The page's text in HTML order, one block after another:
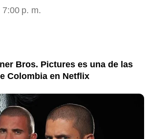
p. m.
Bros. Pictures es una de las
Colombia en Netflix